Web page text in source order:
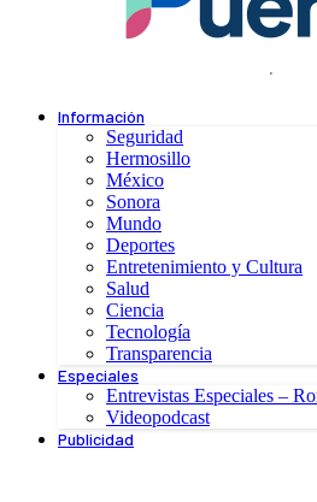
.
Información
Seguridad
Hermosillo
México
Sonora
Mundo
Deportes
Entretenimiento y Cultura
Salud
Ciencia
Tecnología
Transparencia
Especiales
Entrevistas Especiales –
Videopodcast
Publicidad